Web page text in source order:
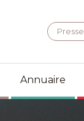
Presse
Annuaire